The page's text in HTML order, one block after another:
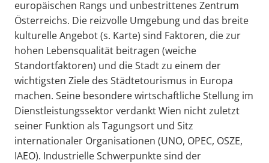
europäischen Rangs und unbestrittenes Zentrum
Österreichs. Die reizvolle Umgebung und das breite
kulturelle Angebot (s. Karte) sind Faktoren, die zur
hohen Lebensqualität beitragen (weiche
Standortfaktoren) und die Stadt zu einem der
wichtigsten Ziele des Städtetourismus in Europa
machen. Seine besondere wirtschaftliche Stellung im
Dienstleistungssektor verdankt Wien nicht zuletzt
seiner Funktion als Tagungsort und Sitz
internationaler Organisationen (UNO, OPEC, OSZE,
IAEO). Industrielle Schwerpunkte sind der